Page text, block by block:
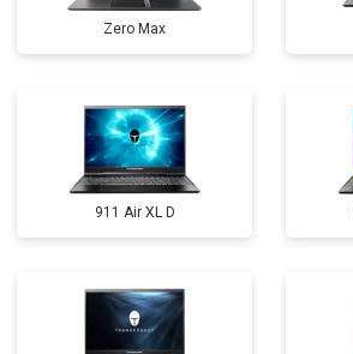
Zero Max
911 Air XL D